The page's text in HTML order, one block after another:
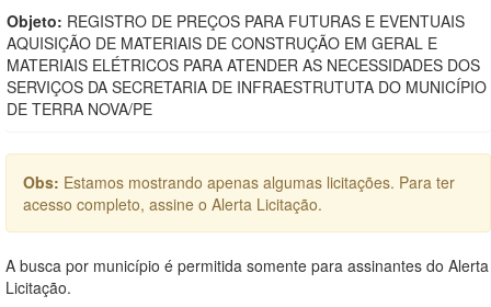
Objeto: REGISTRO DE PREÇOS PARA FUTURAS E EVENTUAIS
AQUISIÇÃO DE MATERIAIS DE CONSTRUÇÃO EM GERAL E
MATERIAIS ELÉTRICOS PARA ATENDER AS NECESSIDADES DOS
SERVIÇOS DA SECRETARIA DE INFRAESTRUTUTA DO MUNICÍPIO
DE TERRA NOVA/PE
Obs: Estamos mostrando apenas algumas licitações. Para ter
acesso completo, assine o Alerta Licitação.
A busca por município é permitida somente para assinantes do Alerta
Licitação.